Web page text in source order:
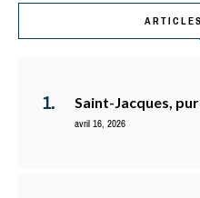
Saint-Jacques,
avril 16, 2026